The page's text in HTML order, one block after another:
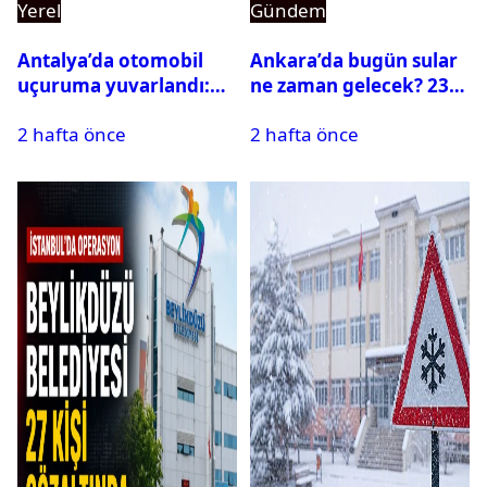
Yerel
Antalya’da otomobil
uçuruma yuvarlandı:
var
2 hafta önce
Gündem
Ankara’da bugün sular
ne zaman gelecek? 23
su kesintisi sorgulama
2 hafta önce